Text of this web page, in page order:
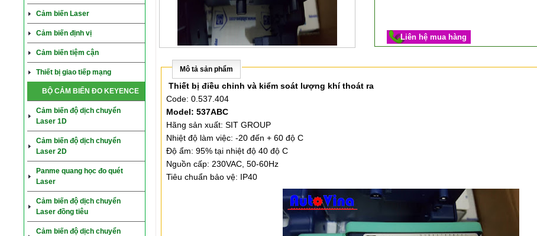
Cảm biến Laser
Cảm biến định vị
Cảm biến tiệm cận
Thiết bị giao tiếp mạng
BỘ CẢM BIẾN ĐO KEYENCE
Cảm biến độ dịch chuyển
Laser 1D
Cảm biến độ dịch chuyển
Laser 2D
Panme quang học đo quét
Laser
Cảm biến độ dịch chuyển
Laser đồng tiêu
Cảm biến độ dịch chuyển
Liên hệ mua hàng
Mô tả sản phẩm
Thiết bị điều chỉnh và kiểm soát lượng khí thoát ra
Code: 0.537.404
Model: 537ABC
Hãng sản xuất: SIT GROUP
Nhiệt độ làm việc: -20 đến + 60 độ C
Độ ẩm: 95% tại nhiệt độ 40 độ C
Nguồn cấp: 230VAC, 50-60Hz
Tiêu chuẩn bảo vệ: IP40